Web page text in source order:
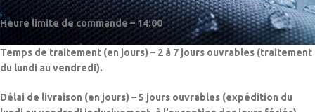
Heure limite de commande – 14:00
Temps de traitement (en jours) – 2 à 7 jours ouvrables (traitement
du lundi au vendredi).
Délai de livraison (en jours) – 5 jours ouvrables (expédition du